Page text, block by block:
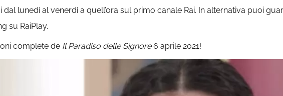
lunedì al venerdì a quell’ora sul primo canale Rai. In alternativa puoi
su RaiPlay.
complete de Il Paradiso delle Signore6 aprile 2021!